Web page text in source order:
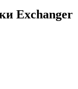
Exchanger